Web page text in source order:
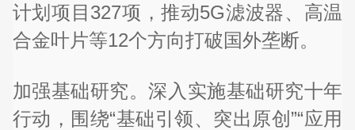
计划项目327项，推动5G滤波器、高温
合金叶片等12个方向打破国外垄断。
加强基础研究。深入实施基础研究十年
行动，围绕“基础引领、突出原创”“应用